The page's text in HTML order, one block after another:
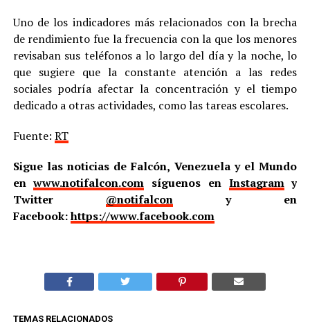
Uno de los indicadores más relacionados con la brecha
de rendimiento fue la frecuencia con la que los menores
revisaban sus teléfonos a lo largo del día y la noche, lo
que sugiere que la constante atención a las redes
sociales podría afectar la concentración y el tiempo
dedicado a otras actividades, como las tareas escolares.
Fuente: RT
Sigue las noticias de Falcón, Venezuela y el Mundo
enwww.notifalcon.com síguenos en Instagramy
Twitter @notifalcony en
Facebook:https://www.facebook.com
TEMAS RELACIONADOS